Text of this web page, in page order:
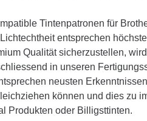
Tintenpatronen für
entsprechen
Qualität sicherzustellen,
in unseren
neusten
können und dies zu
Produkten oder Billigsttinten.